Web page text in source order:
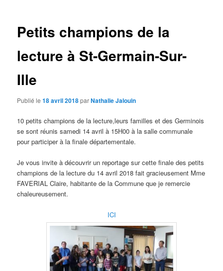
Petits champions de la
lecture à St-Germain-Sur-
Ille
Publié le18 avril 2018parNathalie Jalouin
10 petits champions de la lecture,leurs familles et des Germinois
se sont réunis samedi 14 avril à 15H00 à la salle communale
pour participer à la finale départementale.
Je vous invite à découvrir un reportage sur cette finale des petits
champions de la lecture du 14 avril 2018 fait gracieusement Mme
FAVERIAL Claire, habitante de la Commune que je remercie
chaleureusement.
ICI